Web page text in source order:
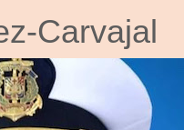
Carvajal